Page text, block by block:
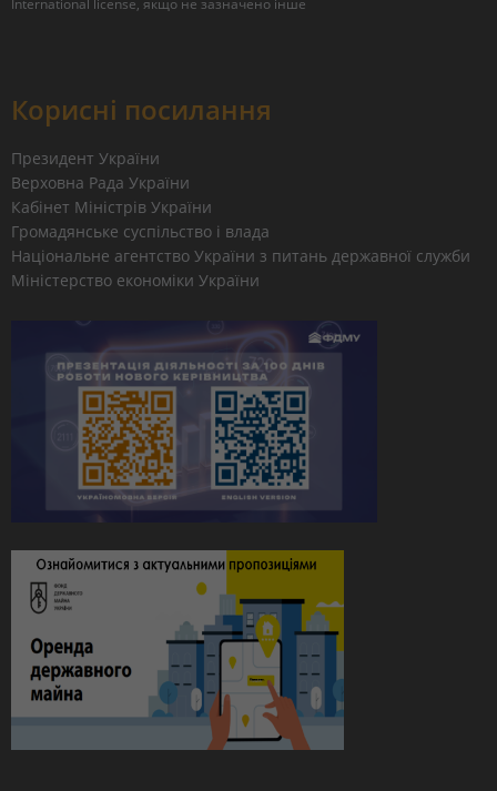
International license, якщо не зазначено інше
Корисні посилання
Президент України
Верховна Рада України
Кабінет Міністрів України
Громадянське суспільство і влада
Національне агентство України з питань державної служби
Міністерство економіки України